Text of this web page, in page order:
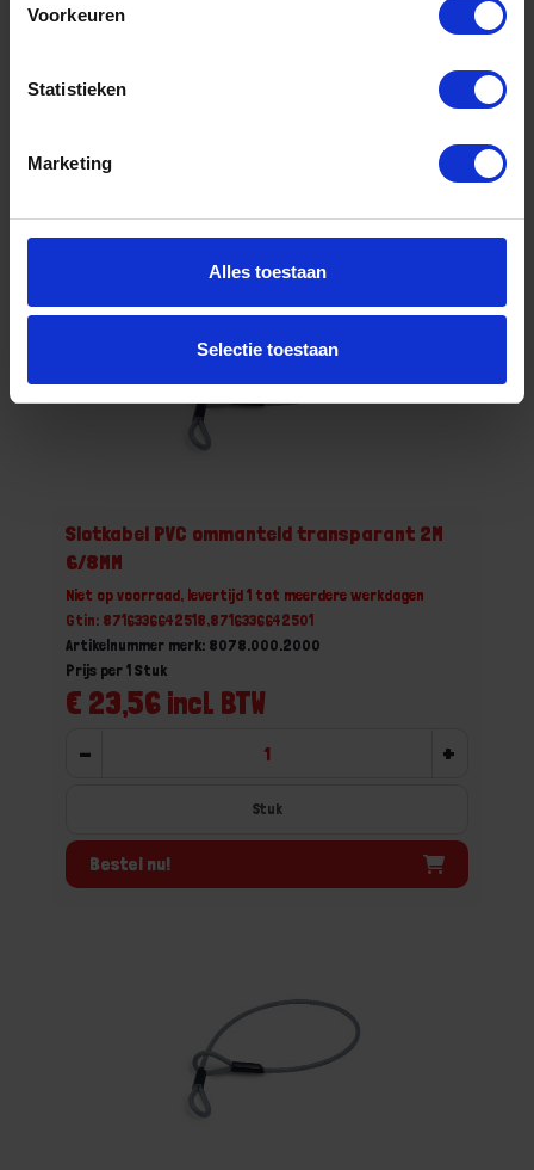
Voorkeuren
Statistieken
Marketing
Alles toestaan
Selectie toestaan
- +
Slotkabel PVC ommanteld transparant 2M
6/8MM
Niet op voorraad, levertijd 1 tot meerdere werkdagen
Gtin: 8716336642518,8716336642501
Artikelnummer merk: 8078.000.2000
€ 23,56 incl. BTW
Prijs per 1 Stuk
- +
Stuk
Bestel nu!